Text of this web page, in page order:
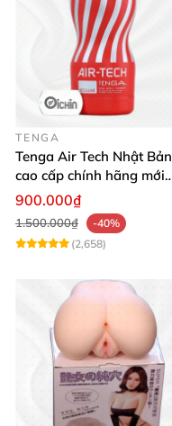
TENGA
Tenga Air Tech Nhật Bản
cao cấp chính hãng mới
seal giá tốt
900.000₫
1.500.000₫
-40%
(2,658)